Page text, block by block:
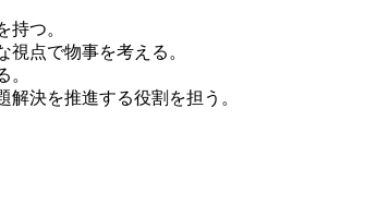
持つ。
視点で物事を考える。
。
解決を推進する役割を担う。